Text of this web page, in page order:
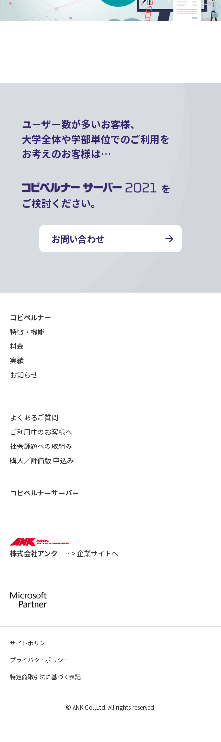
ユーザー数が多いお客様、
大学全体や学部単位でのご利用を
お考えのお客様は…
を
ご検討ください。
お問い合わせ
コピペルナー
特徴・機能
料金
実績
お知らせ
よくあるご質問
ご利用中のお客様へ
社会課題への取組み
購入／評価版 申込み
コピペルナーサーバー
株式会社アンク …> 企業サイトへ
サイトポリシー
プライバシーポリシー
特定商取引法に基づく表記
© ANK Co.,Ltd. All rights reserved.